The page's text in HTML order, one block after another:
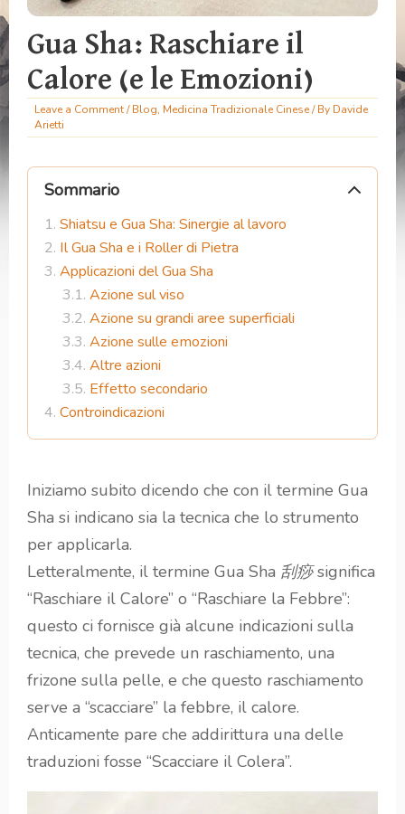
Gua Sha: Raschiare il
Calore (e le Emozioni)
Leave a Comment /Blog, Medicina Tradizionale Cinese/ By Davide
Arietti
Sommario
Shiatsu e Gua Sha: Sinergie al lavoro
Il Gua Sha e i Roller di Pietra
Applicazioni del Gua Sha
Azione sul viso
Azione su grandi aree superficiali
Azione sulle emozioni
Altre azioni
Effetto secondario
Controindicazioni
Iniziamo subito dicendo che con il termine Gua
Sha si indicano sia la tecnica che lo strumento
per applicarla.
Letteralmente, il termine Gua Sha 刮痧significa
“Raschiare il Calore” o “Raschiare la Febbre”:
questo ci fornisce già alcune indicazioni sulla
tecnica, che prevede un raschiamento, una
frizone sulla pelle, e che questo raschiamento
serve a “scacciare” la febbre, il calore.
Anticamente pare che addirittura una delle
traduzioni fosse “Scacciare il Colera”.